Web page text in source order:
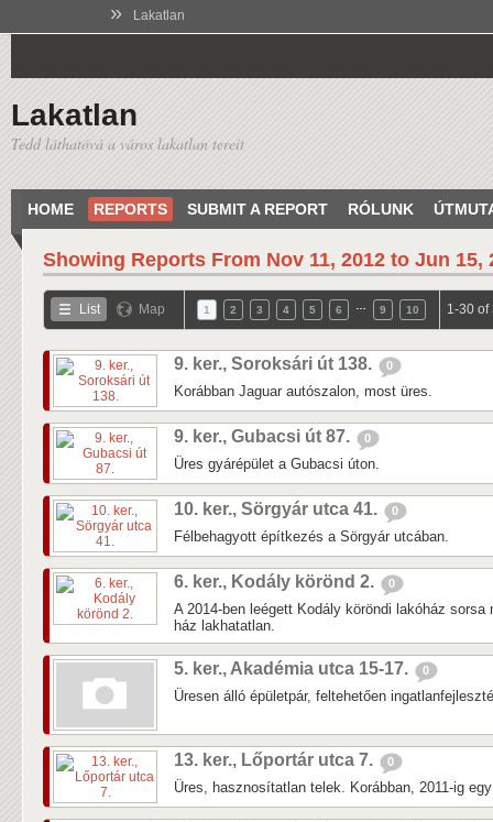
» Lakatlan
Lakatlan
Tedd láthatóvá a város lakatlan tereit
HOME REPORTS SUBMIT A REPORT RÓLUNK
Showing Reports From Nov 11, 2012 to Jun 15,
List Map 1 2 3 4 5 6 9 10 1-30 of
9. ker., Soroksári út 138. 0
Korábban Jaguar autószalon, most üres.
9. ker., Gubacsi út 87. 0
Üres gyárépület a Gubacsi úton.
10. ker., Sörgyár utca 41. 0
Félbehagyott építkezés a Sörgyár utcában.
6. ker., Kodály körönd 2. 0
A 2014-ben leégett Kodály köröndi lakóház sorsa
ház lakhatatlan.
5. ker., Akadémia utca 15-17. 0
Üresen álló épületpár, feltehetően
13. ker., Lőportár utca 7. 0
Üres, hasznosítatlan telek. Korábban, 2011-ig